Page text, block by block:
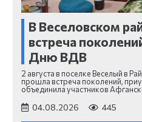
В Веселовском
встреча
Дню ВДВ
2 августа в поселке Веселый в
прошла встреча поколений,
объединила участников
04.08.2026 445